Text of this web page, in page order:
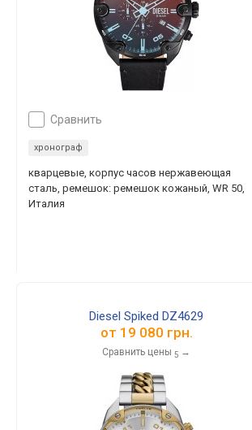
сравнить
хронограф
кварцевые, корпус часов нержавеющая
сталь, ремешок: ремешок кожаный, WR 50,
Италия
Diesel Spiked DZ4629
от 19 080 грн.
Сравнить цены 5 →